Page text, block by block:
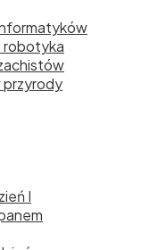
robotyka
przyrody
I